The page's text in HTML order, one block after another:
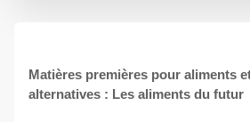
Matières premières pour aliments
alternatives : Les aliments du futur